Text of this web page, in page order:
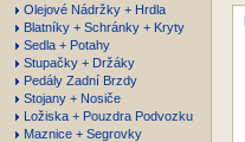
Olejové Nádržky + Hrdla
Blatníky + Schránky + Kryty
Sedla + Potahy
Stupačky + Držáky
Pedály Zadní Brzdy
Stojany + Nosiče
Ložiska + Pouzdra Podvozku
Maznice + Segrovky